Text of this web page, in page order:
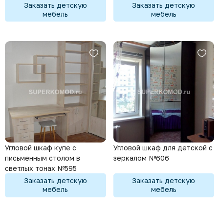
Заказать детскую
мебель
Заказать детскую
мебель
Угловой шкаф купе с
письменным столом в
светлых тонах №595
Заказать детскую
мебель
Угловой шкаф для детской с
зеркалом №606
Заказать детскую
мебель